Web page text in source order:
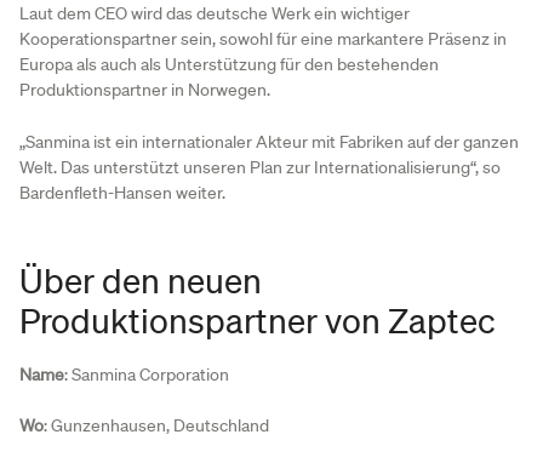
Laut dem CEO wird das deutsche Werk ein wichtiger
Kooperationspartner sein, sowohl für eine markantere Präsenz in
Europa als auch als Unterstützung für den bestehenden
Produktionspartner in Norwegen.
„Sanmina ist ein internationaler Akteur mit Fabriken auf der ganzen
Welt. Das unterstützt unseren Plan zur Internationalisierung“, so
Bardenfleth-Hansen weiter.
Über den neuen
Produktionspartner von Zaptec
Name: Sanmina Corporation
Wo: Gunzenhausen, Deutschland